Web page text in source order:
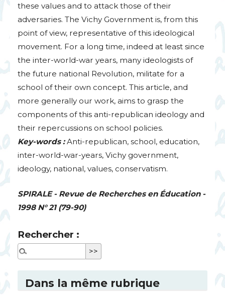
these values and to attack those of their
adversaries. The Vichy Government is, from this
point of view, representative of this ideological
movement. For a long time, indeed at least since
the inter-world-war years, many ideologists of
the future national Revolution, militate for a
school of their own concept. This article, and
more generally our work, aims to grasp the
components of this anti-republican ideology and
their repercussions on school policies.
Key-words : Anti-republican, school, education,
inter-world-war-years, Vichy government,
ideology, national, values, conservatism.
SPIRALE- Revue de Recherches en Éducation -
1998 N° 21 (79-90)
Rechercher :
Dans la même rubrique